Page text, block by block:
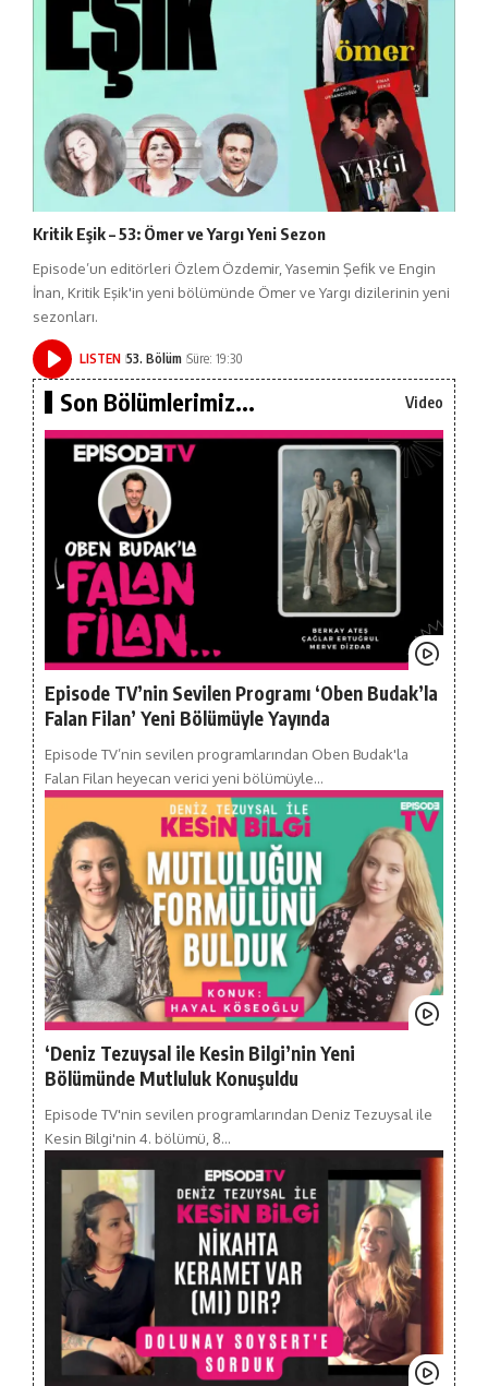
Kritik Eşik – 53: Ömer ve Yargı Yeni Sezon
Episode’un editörleri Özlem Özdemir, Yasemin Şefik ve Engin
İnan, Kritik Eşik'in yeni bölümünde Ömer ve Yargı dizilerinin yeni
sezonları.
LISTEN 53. Bölüm Süre: 19:30
Son Bölümlerimiz... Video
Episode TV’nin Sevilen Programı ‘Oben Budak’la
Falan Filan’ Yeni Bölümüyle Yayında
Episode TV’nin sevilen programlarından Oben Budak'la
Falan Filan heyecan verici yeni bölümüyle…
‘Deniz Tezuysal ile Kesin Bilgi’nin Yeni
Bölümünde Mutluluk Konuşuldu
Episode TV'nin sevilen programlarından Deniz Tezuysal ile
Kesin Bilgi'nin 4. bölümü, 8…